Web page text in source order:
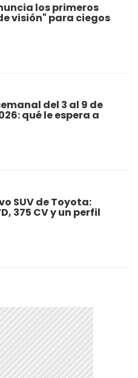
los primeros
visión" para ciegos
del 3 al 9 de
qué le espera a
SUV de Toyota:
375 CV y un perfil